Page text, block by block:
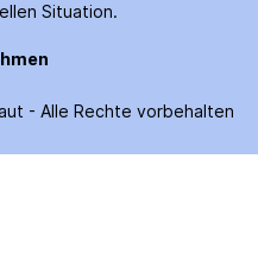
Situation.
- Alle Rechte vorbehalten